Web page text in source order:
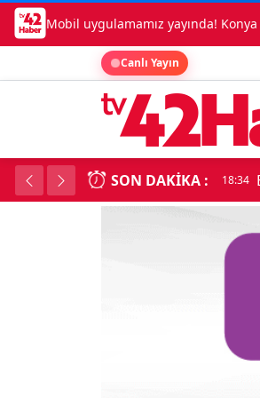
Mobil uygulamamız yayında!
Canlı Yayın
SON DAKIKA : 18:34